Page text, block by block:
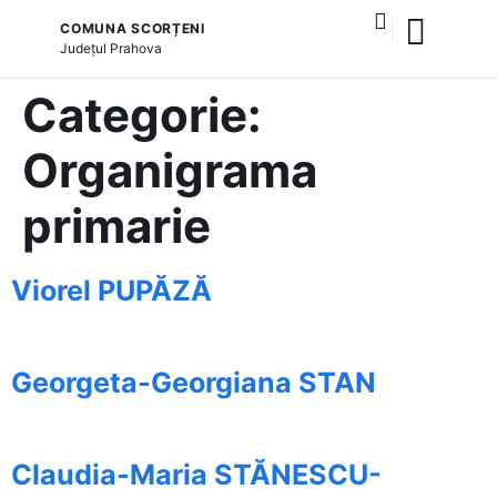
COMUNA SCORȚENI
Județul Prahova
Categorie:
Organigrama
primarie
Viorel PUPĂZĂ
Georgeta-Georgiana STAN
Claudia-Maria STĂNESCU-